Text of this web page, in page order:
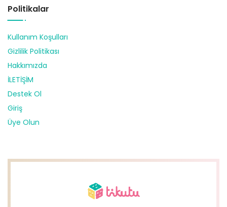
Politikalar
Kullanım Koşulları
Gizlilik Politikası
Hakkımızda
İLETİŞİM
Destek Ol
Giriş
Üye Olun